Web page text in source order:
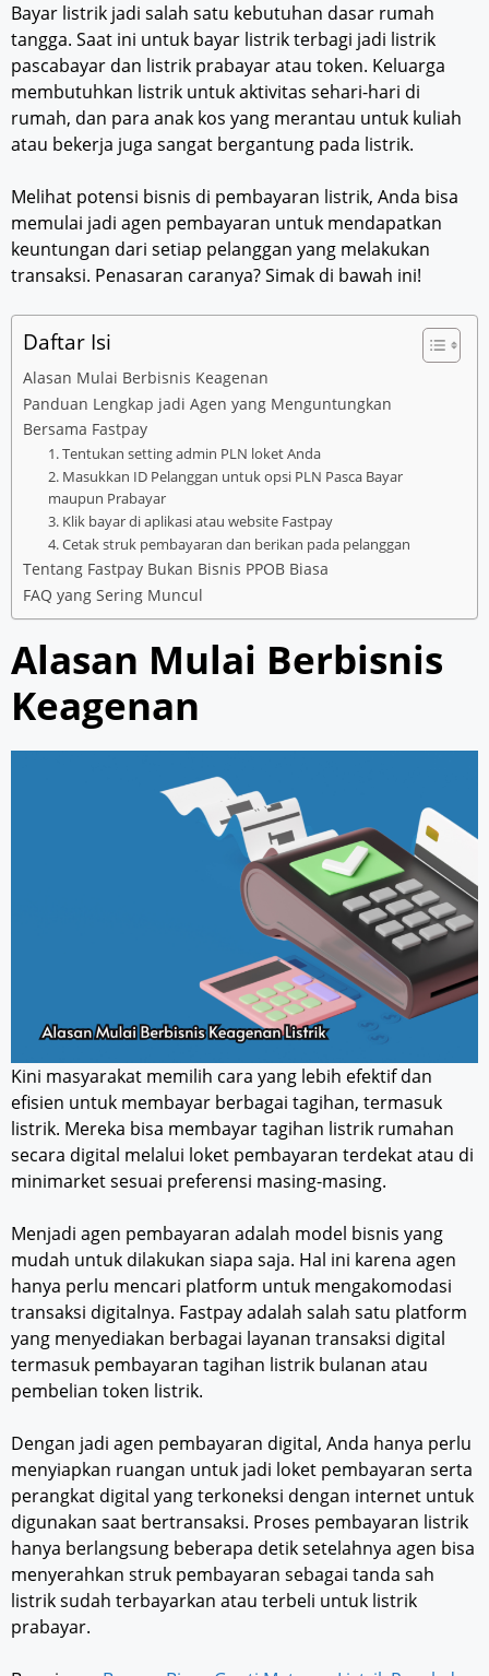
Bayar listrik jadi salah satu kebutuhan dasar rumah
tangga. Saat ini untuk bayar listrik terbagi jadi listrik
pascabayar dan listrik prabayar atau token. Keluarga
membutuhkan listrik untuk aktivitas sehari-hari di
rumah, dan para anak kos yang merantau untuk kuliah
atau bekerja juga sangat bergantung pada listrik.
Melihat potensi bisnis di pembayaran listrik, Anda bisa
memulai jadi agen pembayaran untuk mendapatkan
keuntungan dari setiap pelanggan yang melakukan
transaksi. Penasaran caranya? Simak di bawah ini!
Daftar Isi
Alasan Mulai Berbisnis Keagenan
Panduan Lengkap jadi Agen yang Menguntungkan
Bersama Fastpay
1. Tentukan setting admin PLN loket Anda
2. Masukkan ID Pelanggan untuk opsi PLN Pasca Bayar
maupun Prabayar
3. Klik bayar di aplikasi atau website Fastpay
4. Cetak struk pembayaran dan berikan pada pelanggan
Tentang Fastpay Bukan Bisnis PPOB Biasa
FAQ yang Sering Muncul
Alasan Mulai Berbisnis
Keagenan
Kini masyarakat memilih cara yang lebih efektif dan
efisien untuk membayar berbagai tagihan, termasuk
listrik. Mereka bisa membayar tagihan listrik rumahan
secara digital melalui loket pembayaran terdekat atau di
minimarket sesuai preferensi masing-masing.
Menjadi agen pembayaran adalah model bisnis yang
mudah untuk dilakukan siapa saja. Hal ini karena agen
hanya perlu mencari platform untuk mengakomodasi
transaksi digitalnya. Fastpay adalah salah satu platform
yang menyediakan berbagai layanan transaksi digital
termasuk pembayaran tagihan listrik bulanan atau
pembelian token listrik.
Dengan jadi agen pembayaran digital, Anda hanya perlu
menyiapkan ruangan untuk jadi loket pembayaran serta
perangkat digital yang terkoneksi dengan internet untuk
digunakan saat bertransaksi. Proses pembayaran listrik
hanya berlangsung beberapa detik setelahnya agen bisa
menyerahkan struk pembayaran sebagai tanda sah
listrik sudah terbayarkan atau terbeli untuk listrik
prabayar.